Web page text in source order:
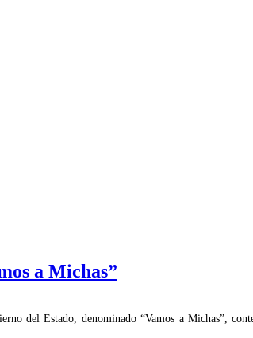
a Michas”
del Estado, denominado “Vamos a Michas”,